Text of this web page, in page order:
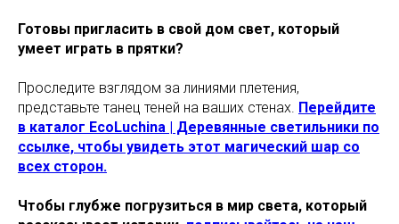
Готовы пригласить в свой дом свет, который
умеет играть в прятки?
Проследите взглядом за линиями плетения,
представьте танец теней на ваших стенах. Перейдите
в каталог EcoLuchina | Деревянные светильники по
ссылке, чтобы увидеть этот магический шар со
всех сторон.
Чтобы глубже погрузиться в мир света, который